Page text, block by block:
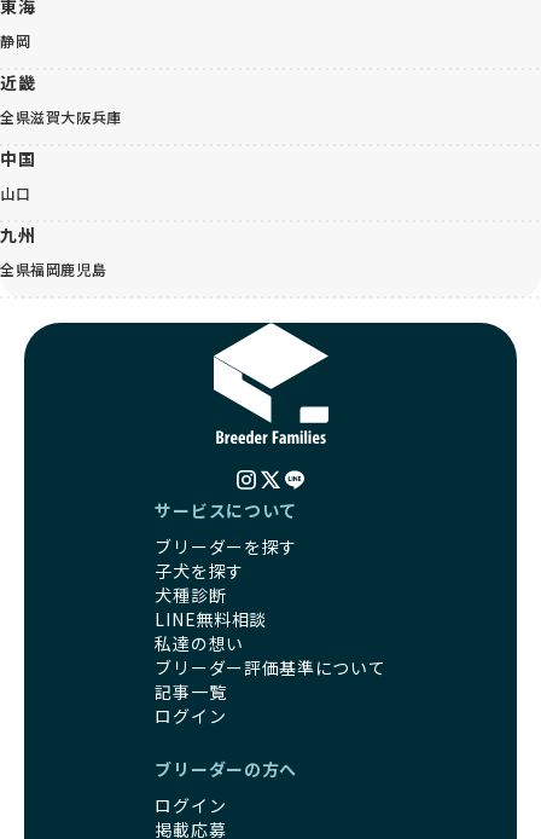
東海
静岡
近畿
全県滋賀大阪兵庫
中国
山口
九州
全県福岡鹿児島
サービスについて
ブリーダーを探す
子犬を探す
犬種診断
LINE無料相談
私達の想い
ブリーダー評価基準について
記事一覧
ログイン
ブリーダーの方へ
ログイン
掲載応募